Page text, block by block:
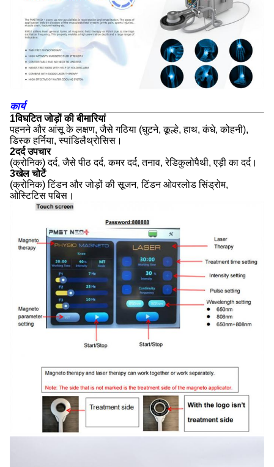
कार्य
1विघटित जोड़ों की बीमारियां
पहनने और आंसू के लक्षण, जैसे गठिया (घुटने, कूल्हे, हाथ, कंधे, कोहनी),
डिस्क हर्निया, स्पांडिलैथ्रोसिस।
2दर्द उपचार
(क्रोनिक) दर्द, जैसे पीठ दर्द, कमर दर्द, तनाव, रेडिकुलोपैथी, एड़ी का दर्द।
3खेल चोटें
(क्रोनिक) टिंडन और जोड़ों की सूजन, टिंडन ओवरलोड सिंड्रोम,
ओस्टिटिस पबिस।